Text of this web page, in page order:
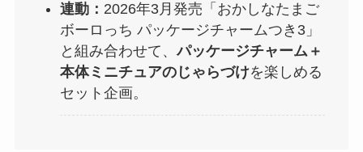
連動： 2026年3月発売「おかしなたまご
ボーロっち パッケージチャームつき3」
と組み合わせて、パッケージチャーム＋
本体ミニチュアのじゃらづけを楽しめる
セット企画。